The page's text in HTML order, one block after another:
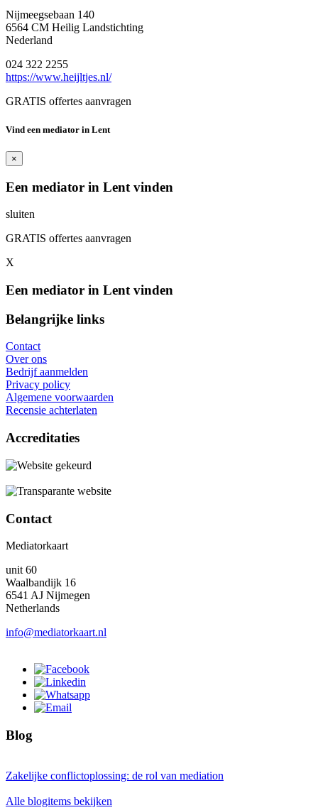
Nijmeegsebaan 140
6564 CM Heilig Landstichting
Nederland
024 322 2255
https://www.heijltjes.nl/
GRATIS offertes aanvragen
Vind een mediator in Lent
×
Een mediator in Lent vinden
sluiten
GRATIS offertes aanvragen
X
Een mediator in Lent vinden
Belangrijke links
Contact
Over ons
Bedrijf aanmelden
Privacy policy
Algemene voorwaarden
Recensie achterlaten
Accreditaties
Contact
Mediatorkaart
unit 60
Waalbandijk 16
6541 AJ Nijmegen
Netherlands
info@mediatorkaart.nl
Blog
Zakelijke conflictoplossing: de rol van mediation
Alle blogitems bekijken